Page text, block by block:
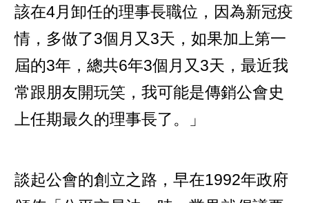
該在4月卸任的理事長職位，因為新冠疫
情，多做了3個月又3天，如果加上第一
屆的3年，總共6年3個月又3天，最近我
常跟朋友開玩笑，我可能是傳銷公會史
上任期最久的理事長了。」
談起公會的創立之路，早在1992年政府